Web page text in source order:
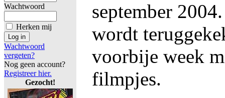
Wachtwoord
Herken mij
Wachtwoord
vergeten?
Nog geen account?
Registreer hier.
Gezocht!
september
wordt
voorbije week
filmpjes.